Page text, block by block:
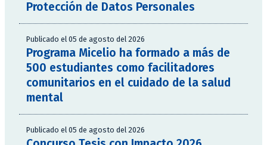
Protección de Datos Personales
Publicado el 05 de agosto del 2026
Programa Micelio ha formado a más de
500 estudiantes como facilitadores
comunitarios en el cuidado de la salud
mental
Publicado el 05 de agosto del 2026